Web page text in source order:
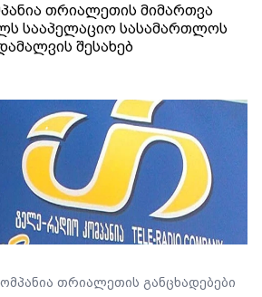
თრიალეთის მიმართვა
სააპელაციო სასამართლოს
შესახებ
თრიალეთის განცხადებები